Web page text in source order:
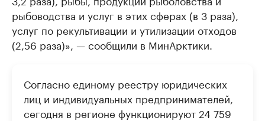
рыбоводства и услуг в этих сферах (в 3 раза),
услуг по рекультивации и утилизации отходов
(2,56 раза)», — сообщили в МинАрктики.
Согласно единому реестру юридических
лиц и индивидуальных предпринимателей,
сегодня в регионе функционируют 24 759